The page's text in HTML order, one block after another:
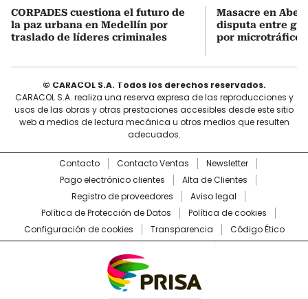
CORPADES cuestiona el futuro de
la paz urbana en Medellín por
traslado de líderes criminales
Masacre en
disputa entre
por microtráfico
© CARACOL S.A. Todos los derechos reservados.
CARACOL S.A. realiza una reserva expresa de las reproducciones y
usos de las obras y otras prestaciones accesibles desde este sitio
web a medios de lectura mecánica u otros medios que resulten
adecuados.
Contacto Contacto Ventas
Newsletter
Pago electrónico clientes
Alta de Clientes
Registro de proveedores
Aviso legal
Política de Protección de Datos
Política de cookies
Configuración de cookies
Transparencia Código Ético